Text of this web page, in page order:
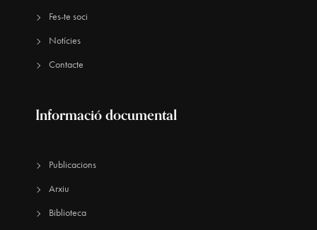
Fes-te soci
Notícies
Contacte
Informació documental
Publicacions
Arxiu
Biblioteca